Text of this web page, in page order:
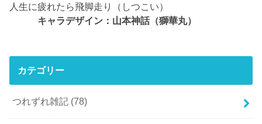
人生に疲れたら飛脚走り（しつこい）
キャラデザイン：山本神話（獅華丸）
カテゴリー
つれずれ雑記 (78)